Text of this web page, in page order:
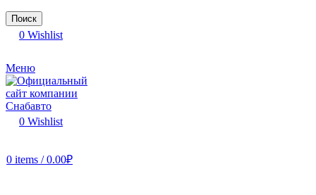
Поиск
0 Wishlist
Меню
0 Wishlist
0 items / 0.00₽